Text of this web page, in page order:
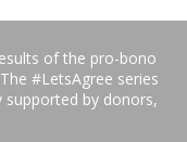
of the pro-bono
#LetsAgree series
supported by donors,